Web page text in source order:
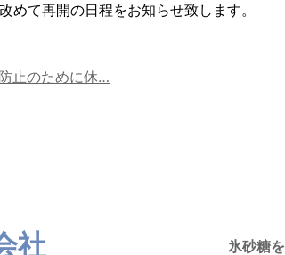
めて再開の日程をお知らせ致します。
止のために休…
社 氷砂糖